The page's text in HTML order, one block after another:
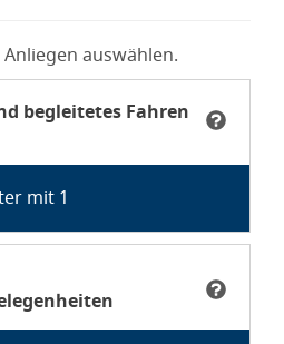
auswählen.
begleitetes Fahren
Sie unbedingt: Bringen Sie
es zu einer erhöhten